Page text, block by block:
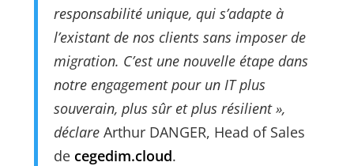
responsabilité unique, qui s’adapte à
l’existant de nos clients sans imposer de
migration. C’est une nouvelle étape dans
notre engagement pour un IT plus
souverain, plus sûr et plus résilient»,
déclareArthur DANGER, Head of Sales
de cegedim.cloud.